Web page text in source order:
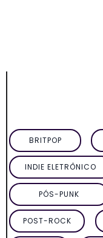
BRITPOP
INDIE ELETRÔNICO
PÓS-PUNK
POST-ROCK